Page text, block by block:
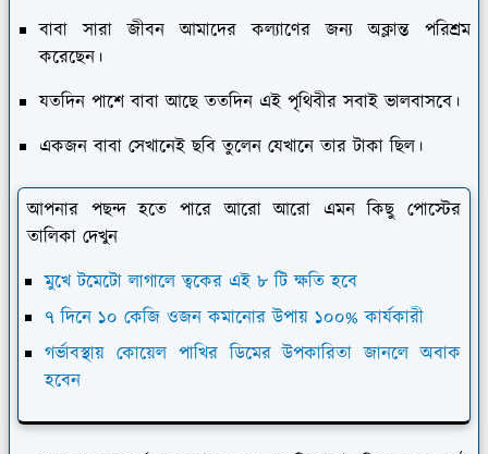
বাবা সারা জীবন আমাদের কল্যাণের জন্য অক্লান্ত পরিশ্রম
করেছেন।
যতদিন পাশে বাবা আছে ততদিন এই পৃথিবীর সবাই ভালবাসবে।
একজন বাবা সেখানেই ছবি তুলেন যেখানে তার টাকা ছিল।
আপনার পছন্দ হতে পারে আরো আরো এমন কিছু পোস্টের
তালিকা দেখুন
মুখে টমেটো লাগালে ত্বকের এই ৮ টি ক্ষতি হবে
৭ দিনে ১০ কেজি ওজন কমানোর উপায় ১০০% কার্যকারী
গর্ভাবস্থায় কোয়েল পাখির ডিমের উপকারিতা জানলে অবাক
হবেন